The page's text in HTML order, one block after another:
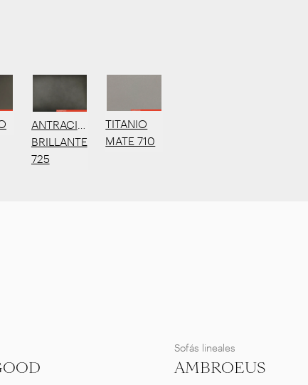
ANTRACITA
BRILLANTE
725
TITANIO
MATE 710
Sofás lineales
AMBROEUS